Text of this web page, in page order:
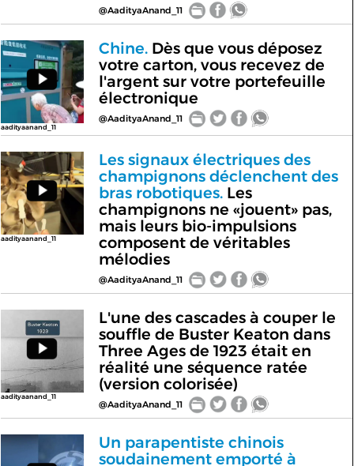
@AadityaAnand_11
aadityaanand_11
Chine.Dès que vous déposez
votre carton, vous recevez de
l'argent sur votre portefeuille
électronique
@AadityaAnand_11
aadityaanand_11
Les signaux électriques des
champignons déclenchent des
bras robotiques.Les
champignons ne «jouent» pas,
mais leurs bio-impulsions
composent de véritables
mélodies
@AadityaAnand_11
aadityaanand_11
L'une des cascades à couper le
souffle de Buster Keaton dans
Three Ages de 1923 était en
réalité une séquence ratée
(version colorisée)
@AadityaAnand_11
Un parapentiste chinois
soudainement emporté à